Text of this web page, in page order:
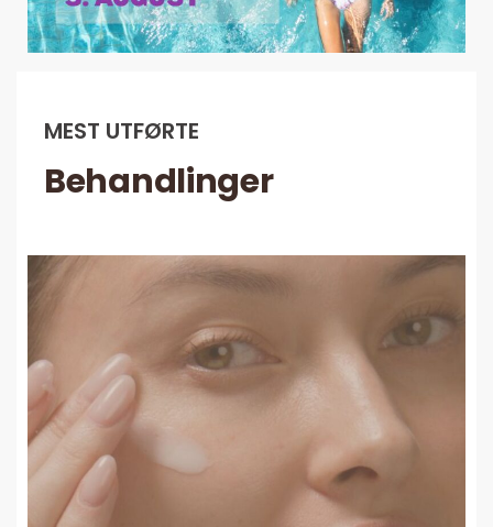
MEST UTFØRTE
Behandlinger